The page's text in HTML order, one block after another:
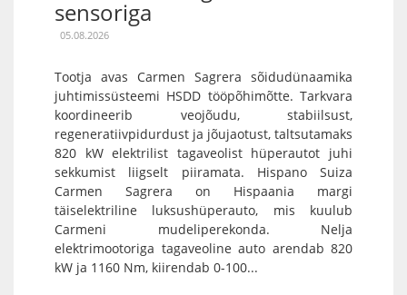
sensoriga
05.08.2026
Tootja avas Carmen Sagrera sõidudünaamika
juhtimissüsteemi HSDD tööpõhimõtte. Tarkvara
koordineerib veojõudu, stabiilsust,
regeneratiivpidurdust ja jõujaotust, taltsutamaks
820 kW elektrilist tagaveolist hüperautot juhi
sekkumist liigselt piiramata. Hispano Suiza
Carmen Sagrera on Hispaania margi
täiselektriline luksushüperauto, mis kuulub
Carmeni mudeliperekonda. Nelja
elektrimootoriga tagaveoline auto arendab 820
kW ja 1160 Nm, kiirendab 0-100...